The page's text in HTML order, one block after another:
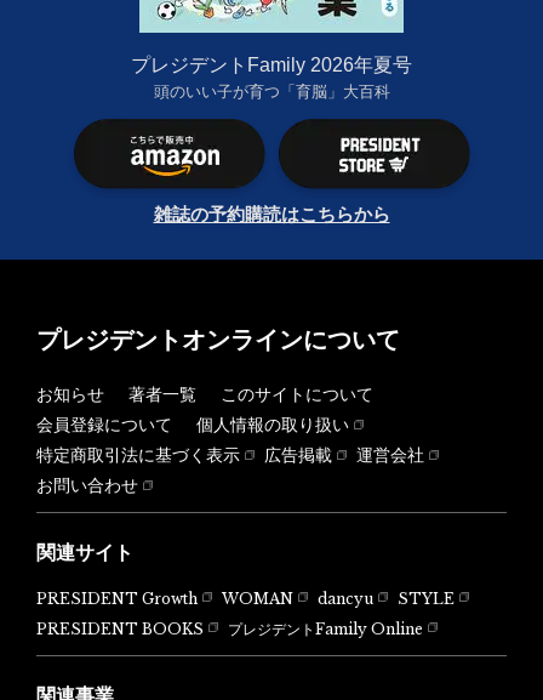
プレジデントFamily 2026年夏号
頭のいい子が育つ「育脳」大百科
雑誌の予約購読はこちらから
プレジデントオンラインについて
お知らせ 著者一覧
このサイトについて
会員登録について
個人情報の取り扱い
特定商取引法に基づく表示
広告掲載
運営会社
お問い合わせ
関連サイト
PRESIDENT Growth WOMAN dancyu
STYLE
PRESIDENT BOOKS
プレジデントFamily Online